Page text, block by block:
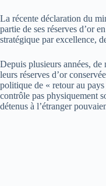
La récente déclaration du
partie de ses réserves d’or
stratégique par excellence,
Depuis plusieurs années,
leurs réserves d’or
politique de « retour au
contrôle pas physiquement
détenus à l’étranger